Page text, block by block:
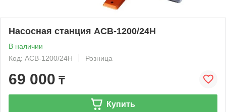
Насосная станция АСВ-1200/24Н
В наличии
Код: АСВ-1200/24Н
Розница
69 000 ₸
Купить